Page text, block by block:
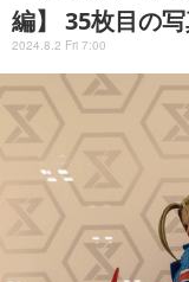
編】 35枚目の
2024.8.2 Fri 7:00